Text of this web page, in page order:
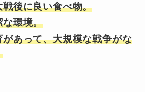
戦後に良い食べ物。
な環境。
があって、大規模な戦争がな